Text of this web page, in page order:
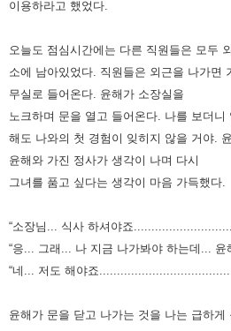
이용하라고 했었다.
오늘도 점심시간에는 다른 직원들은 모두
소에 남아있었다. 직원들은 외근을 나가면
무실로 들어온다. 윤해가 소장실을
노크하며 문을 열고 들어온다. 나를 보더니
해도 나와의 첫 경험이 잊히지 않을 거야.
윤해와 가진 정사가 생각이 나며 다시
그녀를 품고 싶다는 생각이 마음 가득했다.
“소장님... 식사 하셔야죠
“응... 그래... 나 지금 나가봐야 하는데...
“네... 저도 해야죠
윤해가 문을 닫고 나가는 것을 나는 급하게